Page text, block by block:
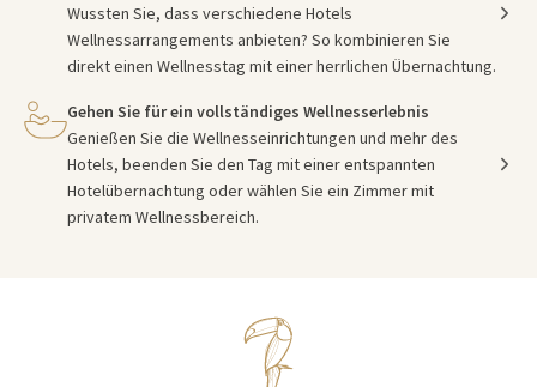
Wussten Sie, dass verschiedene Hotels
Wellnessarrangements anbieten? So kombinieren Sie
direkt einen Wellnesstag mit einer herrlichen Übernachtung.
Gehen Sie für ein vollständiges Wellnesserlebnis
Genießen Sie die Wellnesseinrichtungen und mehr des
Hotels, beenden Sie den Tag mit einer entspannten
Hotelübernachtung oder wählen Sie ein Zimmer mit
privatem Wellnessbereich.